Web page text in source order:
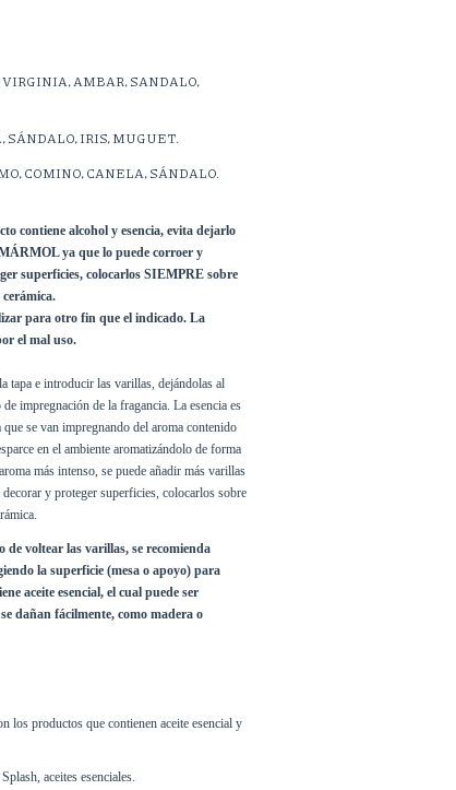
VIRGINIA, AMBAR, SANDALO,
SÁNDALO, IRIS, MUGUET.
COMINO, CANELA, SÁNDALO.
contiene alcohol y esencia, evita dejarlo
ya que lo puede corroer y
superficies, colocarlos SIEMPRE sobre
para otro fin que el indicado. La
el mal uso.
tapa e introducir las varillas, dejándolas al
impregnación de la fragancia. La esencia es
se van impregnando del aroma contenido
en el ambiente aromatizándolo de forma
más intenso, se puede añadir más varillas
y proteger superficies, colocarlos sobre
voltear las varillas, se recomienda
la superficie (mesa o apoyo) para
aceite esencial, el cual puede ser
dañan fácilmente, como madera o
los productos que contienen aceite esencial y
aceites esenciales.